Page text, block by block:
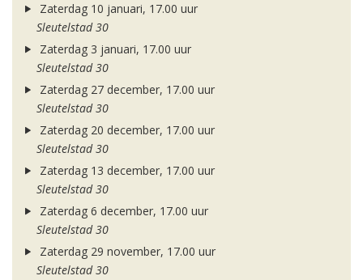
Zaterdag 10 januari, 17.00 uur
Sleutelstad 30
Zaterdag 3 januari, 17.00 uur
Sleutelstad 30
Zaterdag 27 december, 17.00 uur
Sleutelstad 30
Zaterdag 20 december, 17.00 uur
Sleutelstad 30
Zaterdag 13 december, 17.00 uur
Sleutelstad 30
Zaterdag 6 december, 17.00 uur
Sleutelstad 30
Zaterdag 29 november, 17.00 uur
Sleutelstad 30